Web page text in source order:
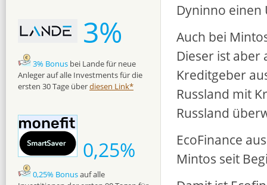
Dyninno einen
Auch bei
Dieser ist aber
Kreditgeber
Russland mit
Russland
EcoFinance
Mintos seit
3%
3% Bonus bei Lande für neue
Anleger auf alle Investments für die
ersten 30 Tage überdiesen Link*
0,25%
0,25% Bonusauf alle